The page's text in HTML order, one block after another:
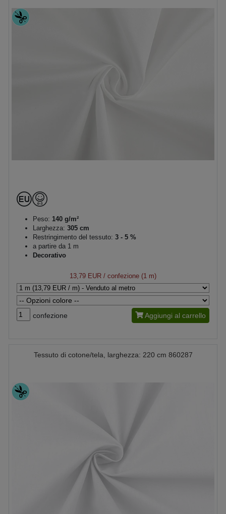
Peso: 140 g/m²
Larghezza: 305 cm
Restringimento del tessuto: 3 - 5 %
a partire da 1 m
Decorativo
13,79 EUR / confezione (1 m)
confezione Aggiungi al carrello
Tessuto di cotone/tela, larghezza: 220 cm 860287